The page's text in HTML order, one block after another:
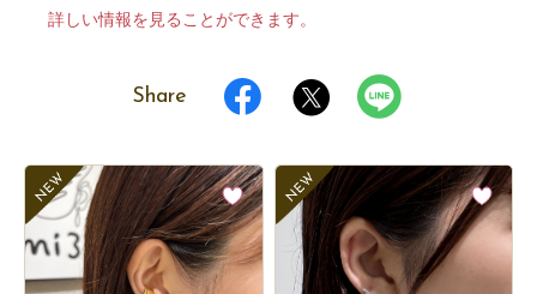
詳しい情報を見ることができます。
Share